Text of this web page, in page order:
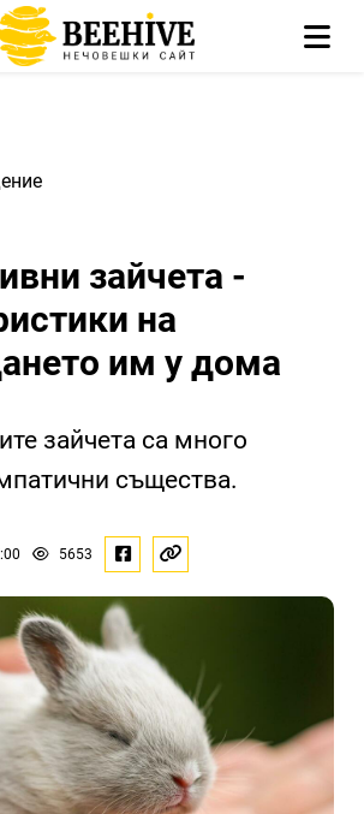
зайчета -
на
им у дома
зайчета са много
същества.
5653